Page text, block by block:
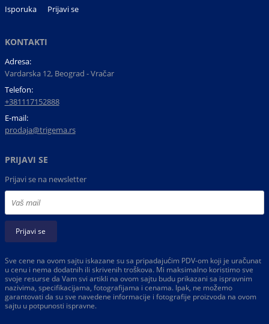
Isporuka
Prijavi se
KONTAKTI
Adresa:
Vardarska 12, Beograd - Vračar
Telefon:
+381117152888
E-mail:
prodaja@trigema.rs
PRIJAVI SE
Prijavi se na newsletter
Prijavi se
Sve cene na ovom sajtu iskazane su sa pripadajućim PDV-om koji je uračunat
u cenu i nema dodatnih ili skrivenih troškova. Mi maksimalno koristimo sve
svoje resurse da Vam svi artikli na ovom sajtu budu prikazani sa ispravnim
nazivima, specifikacijama, fotografijama i cenama. Ipak, ne možemo
garantovati da su sve navedene informacije i fotografije proizvoda na ovom
sajtu u potpunosti ispravne.